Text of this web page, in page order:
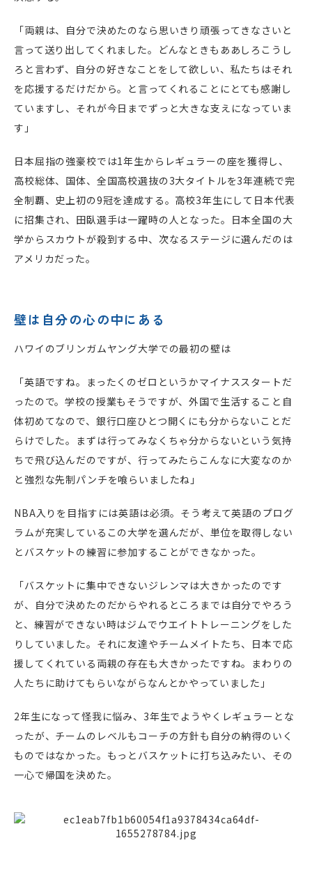
「両親は、自分で決めたのなら思いきり頑張ってきなさいと
言って送り出してくれました。どんなときもああしろこうし
ろと言わず、自分の好きなことをして欲しい、私たちはそれ
を応援するだけだから。と言ってくれることにとても感謝し
ていますし、それが今日までずっと大きな支えになっていま
す」
日本屈指の強豪校では1年生からレギュラーの座を獲得し、
高校総体、国体、全国高校選抜の3大タイトルを3年連続で完
全制覇、史上初の9冠を達成する。高校3年生にして日本代表
に招集され、田臥選手は一躍時の人となった。日本全国の大
学からスカウトが殺到する中、次なるステージに選んだのは
アメリカだった。
壁は自分の心の中にある
ハワイのブリンガムヤング大学での最初の壁は
「英語ですね。まったくのゼロというかマイナススタートだ
ったので。学校の授業もそうですが、外国で生活すること自
体初めてなので、銀行口座ひとつ開くにも分からないことだ
らけでした。まずは行ってみなくちゃ分からないという気持
ちで飛び込んだのですが、行ってみたらこんなに大変なのか
と強烈な先制パンチを喰らいましたね」
NBA入りを目指すには英語は必須。そう考えて英語のプログ
ラムが充実しているこの大学を選んだが、単位を取得しない
とバスケットの練習に参加することができなかった。
「バスケットに集中できないジレンマは大きかったのです
が、自分で決めたのだからやれるところまでは自分でやろう
と、練習ができない時はジムでウエイトトレーニングをした
りしていました。それに友達やチームメイトたち、日本で応
援してくれている両親の存在も大きかったですね。まわりの
人たちに助けてもらいながらなんとかやっていました」
2年生になって怪我に悩み、3年生でようやくレギュラーとな
ったが、チームのレベルもコーチの方針も自分の納得のいく
ものではなかった。もっとバスケットに打ち込みたい、その
一心で帰国を決めた。